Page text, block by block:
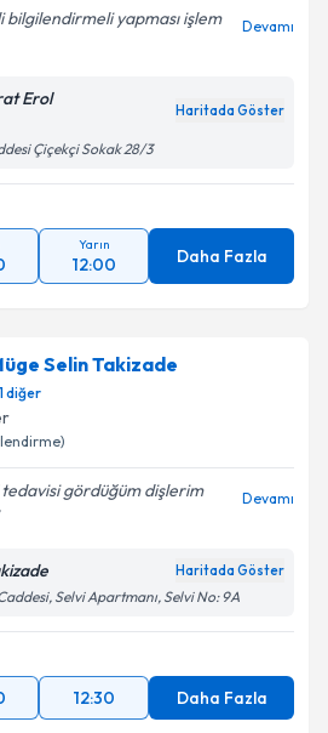
bilgilendirmeli yapması işlem
Devamı
Erol
Haritada Göster
Çiçekçi Sokak 28/3
Yarın
12:00 Daha Fazla
Selin Takizade
1diğer
tedavisi gördüğüm dişlerim
Devamı
Haritada Göster
Selvi Apartmanı, Selvi No: 9A
12:30 Daha Fazla